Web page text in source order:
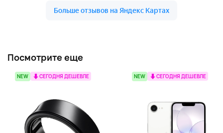
Посмотрите еще
NEW СЕГОДНЯ ДЕШЕВЛЕ NEW СЕГОДНЯ ДЕШЕВЛЕ